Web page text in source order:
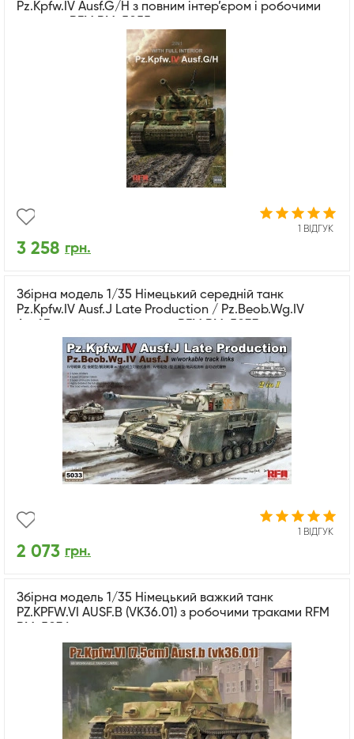
Pz.Kpfw.IV Ausf.G/H з повним інтер’єром і робочими
1 ВІДГУК
3 258 грн.
Збірна модель 1/35 Німецький середній танк
Pz.Kpfw.IV Ausf.J Late Production / Pz.Beob.Wg.IV
1 ВІДГУК
2 073 грн.
Збірна модель 1/35 Німецький важкий танк
PZ.KPFW.VI AUSF.B (VK36.01) з робочими траками RFM